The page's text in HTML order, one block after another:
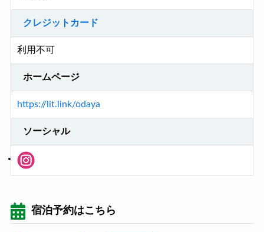
クレジットカード
利用不可
ホームページ
https://lit.link/odaya
ソーシャル
宿泊予約はこちら